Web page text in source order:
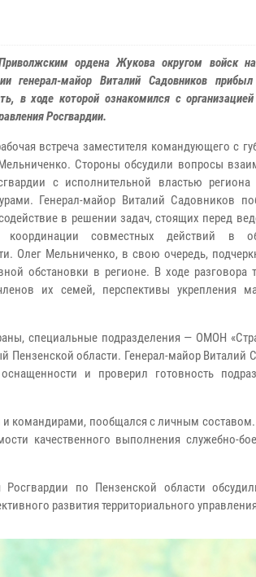
ордена Жукова округом войск
генерал-майор Виталий Садовников
в ходе которой ознакомился с
Росгвардии.
встреча заместителя командующего с
Стороны обсудили вопросы
с исполнительной властью
Генерал-майор Виталий Садовников
в решении задач, стоящих перед
совместных действий в
Олег Мельниченко, в свою очередь,
обстановки в регионе. В ходе разговора
их семей, перспективы укрепления
специальные подразделения — ОМОН
Пензенской области. Генерал-майор Виталий
и проверил готовность
командирами, пообщался с личным
качественного выполнения служебно-
по Пензенской области
развития территориального